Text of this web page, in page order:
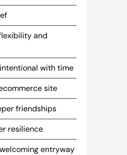
and
with time
site
friendships
resilience
entryway